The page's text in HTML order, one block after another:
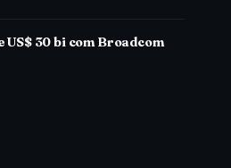
US$ 30 bi com Broadcom